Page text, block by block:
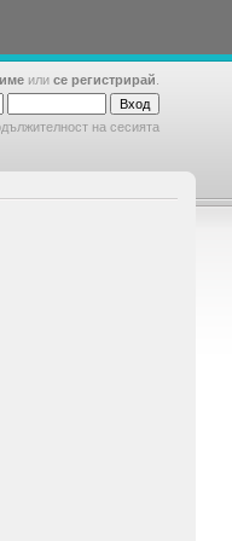
или се регистрирай
на сесията